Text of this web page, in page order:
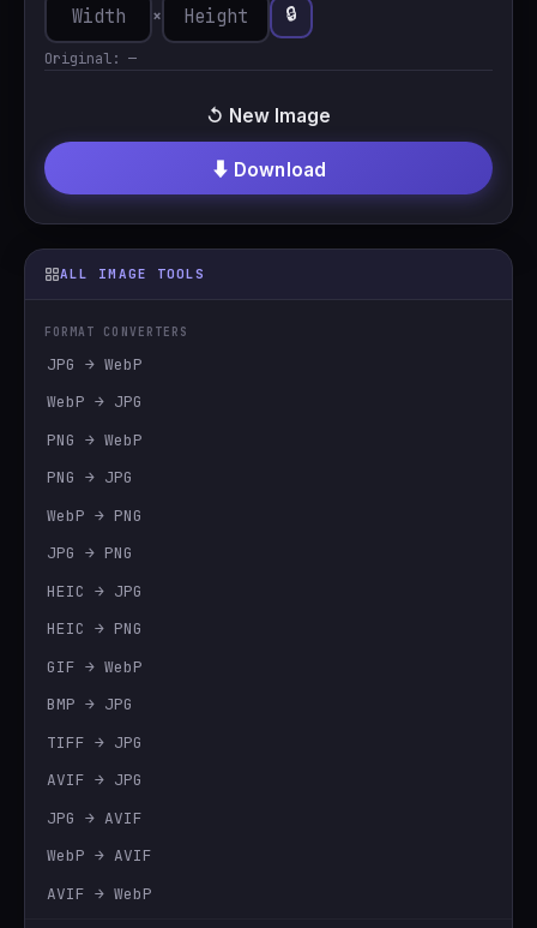
× 🔒
Original: —
⬇ Download
↺ New Image
ALL IMAGE TOOLS
FORMAT CONVERTERS
JPG → WebP
WebP → JPG
PNG → WebP
PNG → JPG
WebP → PNG
JPG → PNG
HEIC → JPG
HEIC → PNG
GIF → WebP
BMP → JPG
TIFF → JPG
AVIF → JPG
JPG → AVIF
WebP → AVIF
AVIF → WebP